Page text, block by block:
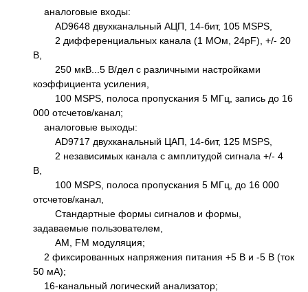
аналоговые входы:
AD9648 двухканальный АЦП, 14-бит, 105 MSPS,
2 дифференциальных канала (1 МОм, 24pF), +/- 20
В,
250 мкВ...5 В/дел с различными настройками
коэффициента усиления,
100 MSPS, полоса пропускания 5 МГц, запись до 16
000 отсчетов/канал;
аналоговые выходы:
AD9717 двухканальный ЦАП, 14-бит, 125 MSPS,
2 независимых канала с амплитудой сигнала +/- 4
В,
100 MSPS, полоса пропускания 5 МГц, до 16 000
отсчетов/канал,
Стандартные формы сигналов и формы,
задаваемые пользователем,
AM, FM модуляция;
2 фиксированных напряжения питания +5 В и -5 В (ток
50 мА);
16-канальный логический анализатор;